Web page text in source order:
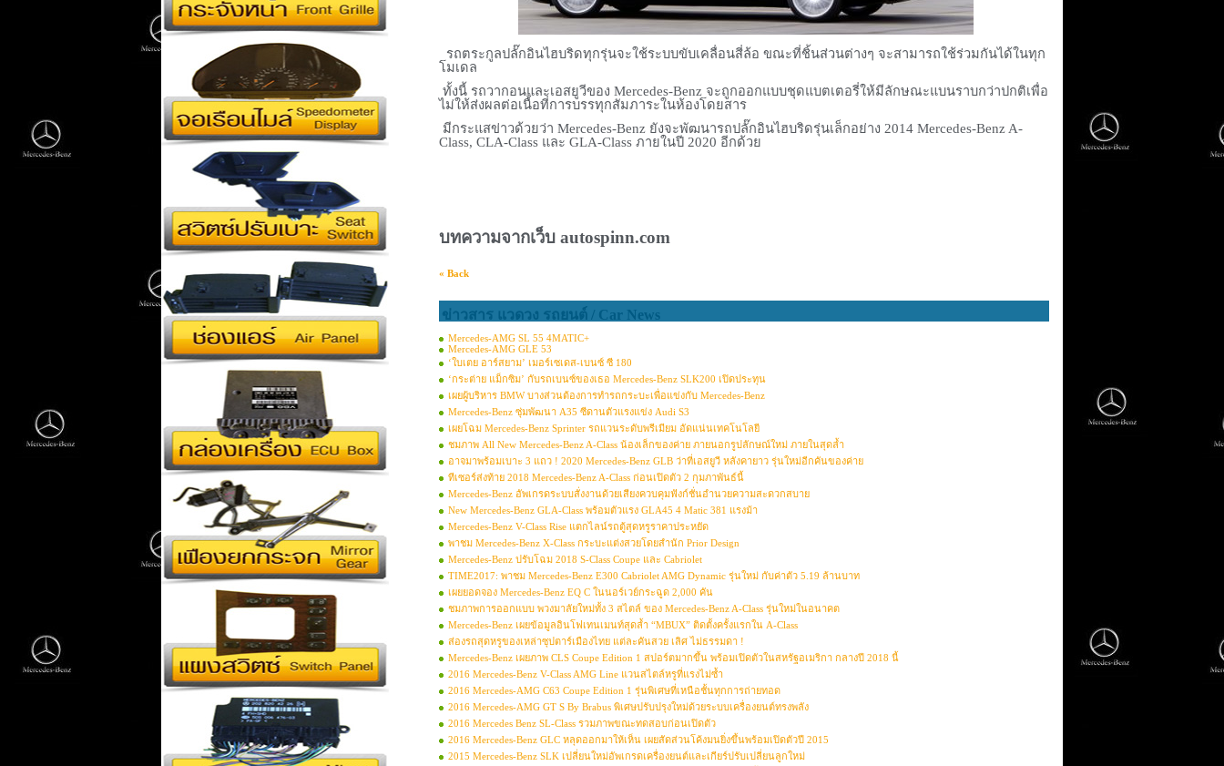
รถตระกูลปลั๊กอินไฮบริดทุกรุ่นจะใช้ระบบขับเคลื่อนสี่ล้อ ขณะที่ชิ้นส่วนต่างๆ จะสามารถใช้ร่วมกันได้ในทุก
โมเดล
ทั้งนี้ รถวากอนและเอสยูวีของ Mercedes-Benz จะถูกออกแบบชุดแบตเตอรี่ให้มีลักษณะแบนราบกว่าปกติเพื่อ
ไม่ให้ส่งผลต่อเนื้อที่การบรรทุกสัมภาระในห้องโดยสาร
มีกระแสข่าวด้วยว่า Mercedes-Benz ยังจะพัฒนารถปลั๊กอินไฮบริดรุ่นเล็กอย่าง 2014 Mercedes-Benz A-
Class, CLA-Class และ GLA-Class ภายในปี 2020 อีกด้วย
บทความจากเว็บ autospinn.com
« Back
ข่าวสาร แวดวง รถยนต์ / Car News
Mercedes-AMG SL 55 4MATIC+
Mercedes-AMG GLE 53
‘ใบเตย อาร์สยาม’ เมอร์เซเดส-เบนซ์ ซี 180
‘กระต่าย แม็กซิม’ กับรถเบนซ์ของเธอ Mercedes-Benz SLK200 เปิดประทุน
เผยผู้บริหาร BMW บางส่วนต้องการทำรถกระบะเพื่อแข่งกับ Mercedes-Benz
Mercedes-Benz ซุ่มพัฒนา A35 ซีดานตัวแรงแข่ง Audi S3
เผยโฉม Mercedes-Benz Sprinter รถแวนระดับพรีเมียม อัดแน่นเทคโนโลยี
ชมภาพ All New Mercedes-Benz A-Class น้องเล็กของค่าย ภายนอกรูปลักษณ์ใหม่ ภายในสุดล้ำ
อาจมาพร้อมเบาะ 3 แถว ! 2020 Mercedes-Benz GLB ว่าที่เอสยูวี หลังคายาว รุ่นใหม่อีกคันของค่าย
ทีเซอร์ส่งท้าย 2018 Mercedes-Benz A-Class ก่อนเปิดตัว 2 กุมภาพันธ์นี้
Mercedes-Benz อัพเกรดระบบสั่งงานด้วยเสียงควบคุมฟังก์ชั่นอำนวยความสะดวกสบาย
New Mercedes-Benz GLA-Class พร้อมตัวแรง GLA45 4 Matic 381 แรงม้า
Mercedes-Benz V-Class Rise แตกไลน์รถตู้สุดหรูราคาประหยัด
พาชม Mercedes-Benz X-Class กระบะแต่งสวยโดยสำนัก Prior Design
Mercedes-Benz ปรับโฉม 2018 S-Class Coupe และ Cabriolet
TIME2017: พาชม Mercedes-Benz E300 Cabriolet AMG Dynamic รุ่นใหม่ กับค่าตัว 5.19 ล้านบาท
เผยยอดจอง Mercedes-Benz EQ C ในนอร์เวย์กระฉูด 2,000 คัน
ชมภาพการออกแบบ พวงมาลัยใหม่ทั้ง 3 สไตล์ ของ Mercedes-Benz A-Class รุ่นใหม่ในอนาคต
Mercedes-Benz เผยข้อมูลอินโฟเทนเมนท์สุดล้ำ “MBUX” ติดตั้งครั้งแรกใน A-Class
ส่องรถสุดหรูของเหล่าซุปตาร์เมืองไทย แต่ละคันสวย เลิศ ไม่ธรรมดา !
Mercedes-Benz เผยภาพ CLS Coupe Edition 1 สปอร์ตมากขึ้น พร้อมเปิดตัวในสหรัฐอเมริกา กลางปี 2018 นี้
2016 Mercedes-Benz V-Class AMG Line แวนสไตล์หรูที่แรงไม่ซ้ำ
2016 Mercedes-AMG C63 Coupe Edition 1 รุ่นพิเศษที่เหนือชั้นทุกการถ่ายทอด
2016 Mercedes-AMG GT S By Brabus พิเศษปรับปรุงใหม่ด้วยระบบเครื่องยนต์ทรงพลัง
2016 Mercedes Benz SL-Class รวมภาพขณะทดสอบก่อนเปิดตัว
2016 Mercedes-Benz GLC หลุดออกมาให้เห็น เผยสัดส่วนโค้งมนยิ่งขึ้นพร้อมเปิดตัวปี 2015
2015 Mercedes-Benz SLK เปลี่ยนใหม่อัพเกรดเครื่องยนต์และเกียร์ปรับเปลี่ยนลูกใหม่